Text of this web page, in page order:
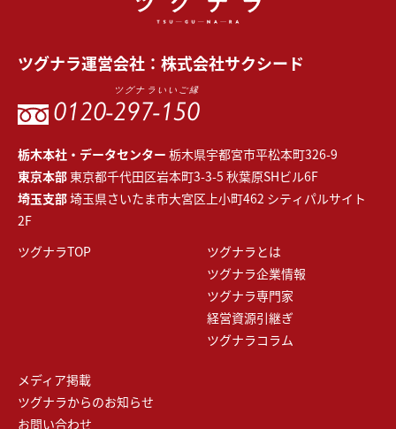
ツグナラ運営会社： 株式会社サクシード
0120-297-150
ツグナラいいご縁
栃木本社・データセンター 栃木県宇都宮市平松本町326-9
東京本部 東京都千代田区岩本町3-3-5 秋葉原SHビル6F
埼玉支部埼玉県さいたま市大宮区上小町462 シティパルサイト
2F
ツグナラTOP
ツグナラとは
ツグナラ企業情報
ツグナラ専門家
経営資源引継ぎ
ツグナラコラム
メディア掲載
ツグナラからのお知らせ
お問い合わせ